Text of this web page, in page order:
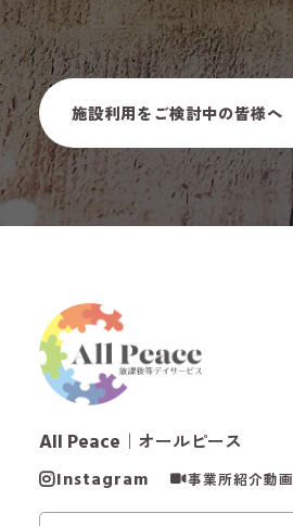
施設利用をご検討中の皆様へ
All Peace ｜オールピース
Instagram 事業所紹介動画